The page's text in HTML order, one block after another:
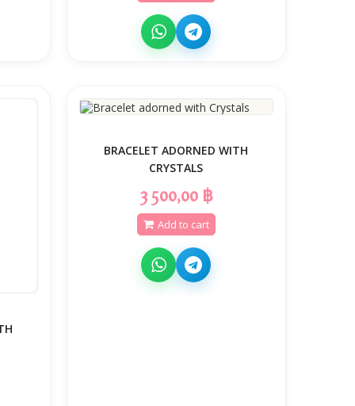
BRACELET ADORNED WITH
CRYSTALS
3 500,00 ฿
Add to cart